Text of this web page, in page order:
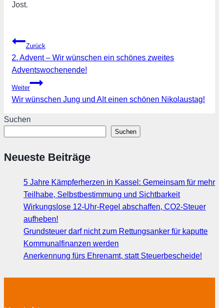
Jost.
Beitragsnavigation
Zurück
2. Advent – Wir wünschen ein schönes zweites
Adventswochenende!
Weiter
Wir wünschen Jung und Alt einen schönen Nikolaustag!
Suchen
Suchen
Neueste Beiträge
5 Jahre Kämpferherzen in Kassel: Gemeinsam für mehr
Teilhabe, Selbstbestimmung und Sichtbarkeit
Wirkungslose 12-Uhr-Regel abschaffen, CO2-Steuer
aufheben!
Grundsteuer darf nicht zum Rettungsanker für kaputte
Kommunalfinanzen werden
Anerkennung fürs Ehrenamt, statt Steuerbescheide!